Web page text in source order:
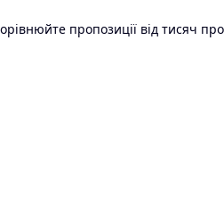
пропозиції від тисяч